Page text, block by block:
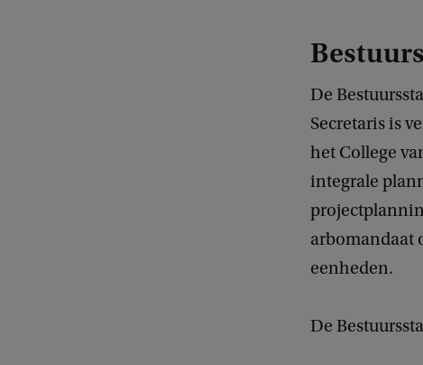
De
Secretaris is
het College
integrale
arbomandaat
eenheden.
De